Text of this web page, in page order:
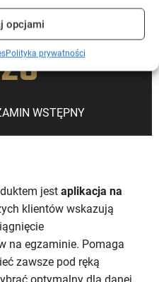
opcjami
Polityka prywatności
WSTĘPNY
jest aplikacja na
klientów wskazują
na egzaminie. Pomaga
zawsze pod ręką
optymalny dla danej